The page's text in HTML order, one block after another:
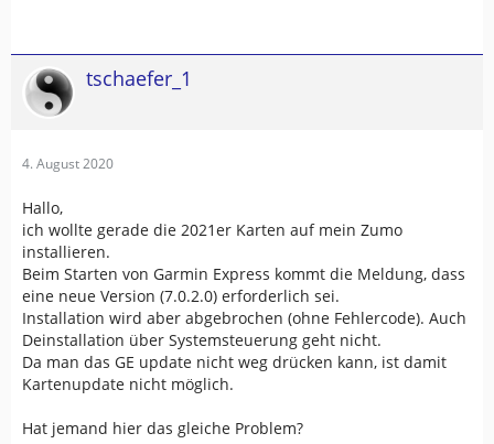
tschaefer_1
4. August 2020
Hallo,
ich wollte gerade die 2021er Karten auf mein Zumo
installieren.
Beim Starten von Garmin Express kommt die Meldung, dass
eine neue Version (7.0.2.0) erforderlich sei.
Installation wird aber abgebrochen (ohne Fehlercode). Auch
Deinstallation über Systemsteuerung geht nicht.
Da man das GE update nicht weg drücken kann, ist damit
Kartenupdate nicht möglich.
Hat jemand hier das gleiche Problem?